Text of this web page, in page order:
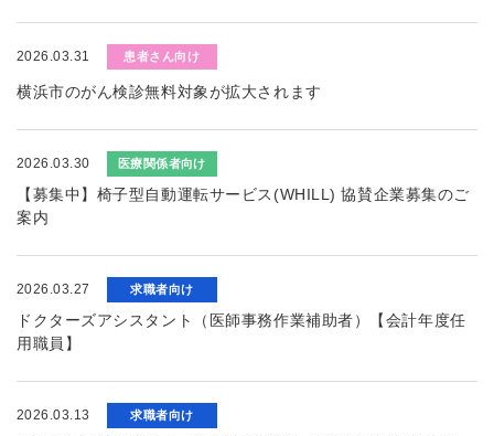
2026.03.31 患者さん向け
横浜市のがん検診無料対象が拡大されます
2026.03.30 医療関係者向け
【募集中】椅子型自動運転サービス(WHILL) 協賛企業募集のご
案内
2026.03.27 求職者向け
ドクターズアシスタント（医師事務作業補助者）【会計年度任
用職員】
2026.03.13 求職者向け